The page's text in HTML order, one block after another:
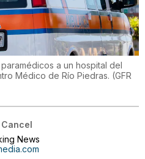
a un hospital del
Médico de Río Piedras. (GFR
News